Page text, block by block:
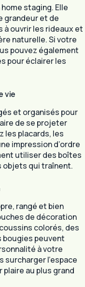
staging. Elle
grandeur et de
à ouvrir les rideaux et
naturelle. Si votre
pouvez également
pour éclairer les
vie
et organisés pour
de se projeter
les placards, les
impression d’ordre
utiliser des boîtes
objets qui traînent.
rangé et bien
de décoration
colorés, des
bougies peuvent
à votre
surcharger l’espace
au plus grand